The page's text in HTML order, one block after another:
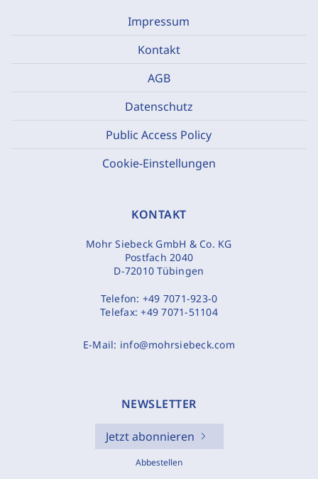
Impressum
Kontakt
AGB
Datenschutz
Public Access Policy
Cookie-Einstellungen
KONTAKT
Mohr Siebeck GmbH & Co. KG
Postfach 2040
D-72010 Tübingen
Telefon: +49 7071-923-0
Telefax:+49 7071-51104
E-Mail: info@mohrsiebeck.com
NEWSLETTER
Jetzt abonnieren
Abbestellen